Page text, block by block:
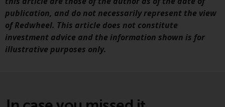
werden.
Risikowarnung
Fonds ist kein Hinweis auf die
publication, and do not necessarily represent the view
of Redwheel. This article does not constitute
investment advice and the information shown is for
illustrative purposes only.